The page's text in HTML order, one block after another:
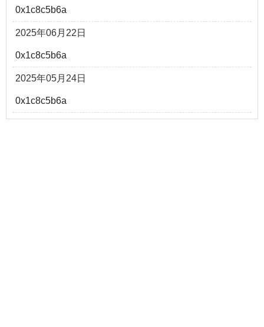
0x1c8c5b6a
2025年06月22日
0x1c8c5b6a
2025年05月24日
0x1c8c5b6a